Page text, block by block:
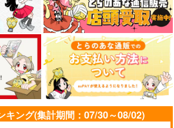
サンプル
作品詳細
サンプル
作品詳細
キング(集計期間：07/30～08/02)